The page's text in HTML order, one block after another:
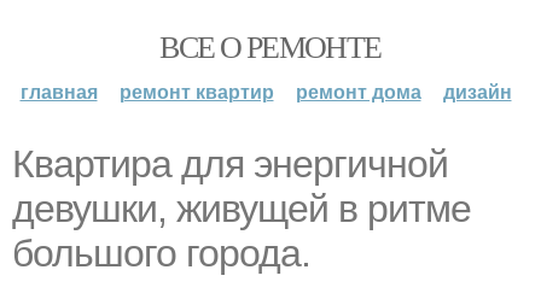
ВСЕ О РЕМОНТЕ
главная ремонт квартир ремонт дома дизайн
Квартира для энергичной
девушки, живущей в ритме
большого города.